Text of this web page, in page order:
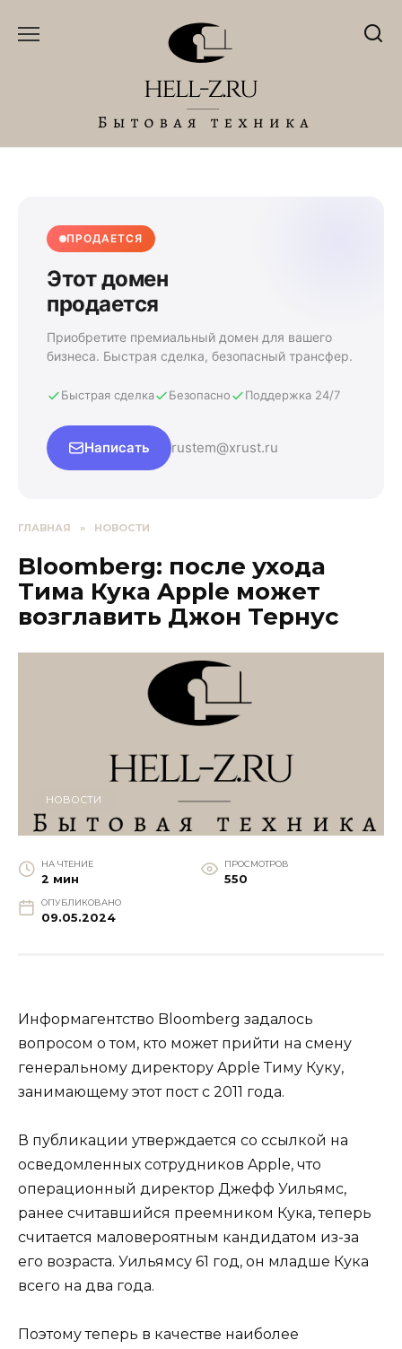
ПРОДАЕТСЯ
Этот домен
продается
Приобретите премиальный домен для вашего
бизнеса. Быстрая сделка, безопасный трансфер.
Быстрая сделка Безопасно Поддержка 24/7
Написать rustem@xrust.ru
ГЛАВНАЯ » НОВОСТИ
Bloomberg: после ухода
Тима Кука Apple может
возглавить Джон Тернус
НОВОСТИ
НА ЧТЕНИЕ
2 мин
ПРОСМОТРОВ
550
ОПУБЛИКОВАНО
09.05.2024
Информагентство Bloomberg задалось
вопросом о том, кто может прийти на смену
генеральному директору Apple Тиму Куку,
занимающему этот пост с 2011 года.
В публикации утверждается со ссылкой на
осведомленных сотрудников Apple, что
операционный директор Джефф Уильямс,
ранее считавшийся преемником Кука, теперь
считается маловероятным кандидатом из-за
его возраста. Уильямсу 61 год, он младше Кука
всего на два года.
Поэтому теперь в качестве наиболее